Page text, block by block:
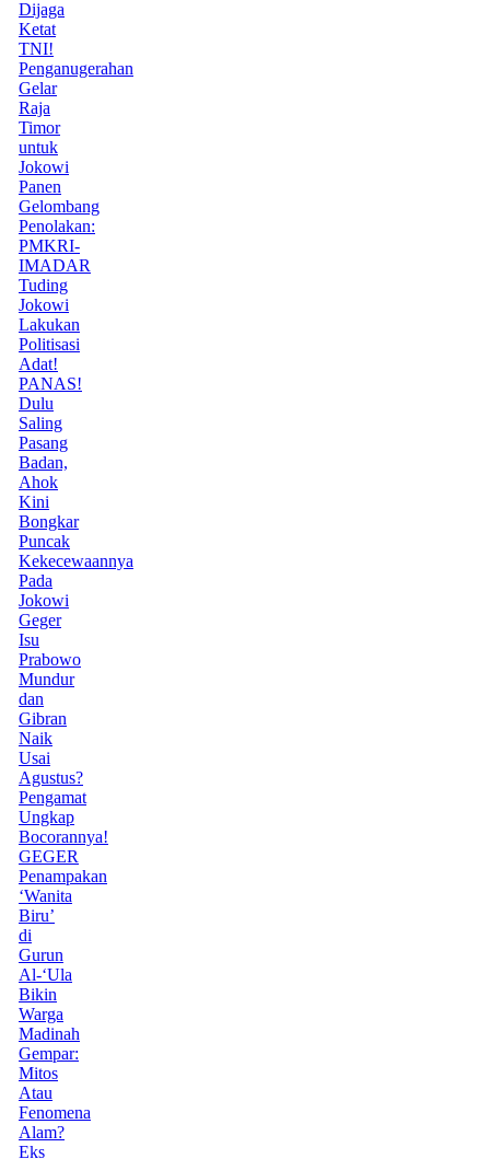
Dijaga
Ketat
TNI!
Penganugerahan
Gelar
Raja
Timor
untuk
Jokowi
Panen
Gelombang
Penolakan:
PMKRI-
IMADAR
Tuding
Jokowi
Lakukan
Politisasi
Adat!
PANAS!
Dulu
Saling
Pasang
Badan,
Ahok
Kini
Bongkar
Puncak
Kekecewaannya
Pada
Jokowi
Geger
Isu
Prabowo
Mundur
dan
Gibran
Naik
Usai
Agustus?
Pengamat
Ungkap
Bocorannya!
GEGER
Penampakan
‘Wanita
Biru’
di
Gurun
Al-‘Ula
Bikin
Warga
Madinah
Gempar:
Mitos
Atau
Fenomena
Alam?
Eks